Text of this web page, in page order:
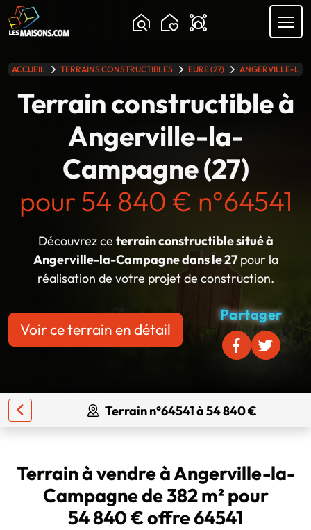
Chargement...
ACCUEIL TERRAINS CONSTRUCTIBLES EURE (27) ANGERVILLE-LA-
Terrain constructible à
Angerville-la-
Campagne (27)
pour 54 840 € n°64541
Découvrez ce terrain constructible situé à
Angerville-la-Campagne dans le 27pour la
réalisation de votre projet de construction.
Voir ce terrain en détail
Partager
Terrain n°64541 à 54 840 €
Terrain à vendre à Angerville-la-
Campagne de 382 m² pour
54 840 € offre 64541